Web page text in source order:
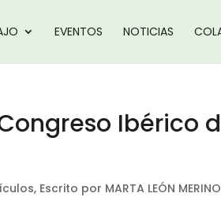
EVENTOS NOTICIAS
Ibérico
, Escrito por MARTA LEÓN MERINO